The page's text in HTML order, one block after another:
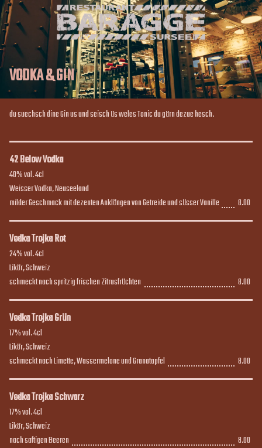
VODKA & GIN
du suechsch dine Gin us und seisch üs weles Tonic du gärn dezue hesch.
42 Below Vodka
40% vol. 4cl
Weisser Vodka, Neuseeland
milder Geschmack mit dezenten Anklängen von Getreide und süsser Vanille
8.00
Vodka Trojka Rot
24% vol. 4cl
Likör, Schweiz
schmeckt nach spritzig frischen Zitrusfrüchten
8.00
Vodka Trojka Grün
17% vol. 4cl
Likör, Schweiz
schmeckt nach Limette, Wassermelone und Granatapfel
8.00
Vodka Trojka Schwarz
17% vol. 4cl
Likör, Schweiz
nach saftigen Beeren
8.00